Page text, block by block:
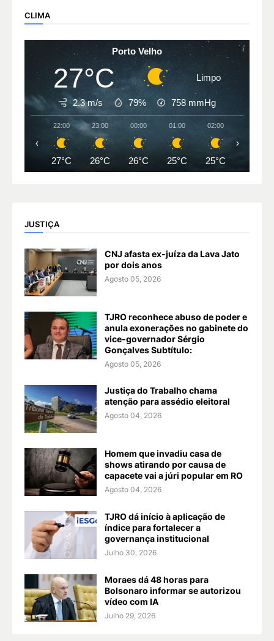
CLIMA
Porto Velho
27°C Limpo
2.3 m/s 79% 758 mmHg
22:00
27°C
23:00
26°C
00:00
26°C
01:00
25°C
02:00
25°C
‹ ›
JUSTIÇA
CNJ afasta ex-juíza da Lava Jato
por dois anos
Agosto 05, 2026
TJRO reconhece abuso de poder e
anula exonerações no gabinete do
vice-governador Sérgio
Gonçalves Subtítulo:
Agosto 05, 2026
Justiça do Trabalho chama
atenção para assédio eleitoral
Agosto 04, 2026
Homem que invadiu casa de
shows atirando por causa de
capacete vai a júri popular em RO
Agosto 04, 2026
TJRO dá início à aplicação de
índice para fortalecer a
governança institucional
Julho 30, 2026
Moraes dá 48 horas para
Bolsonaro informar se autorizou
vídeo com IA
Julho 29, 2026